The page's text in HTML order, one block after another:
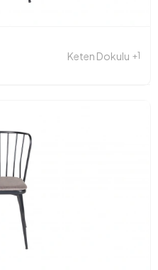
Keten Dokulu +1